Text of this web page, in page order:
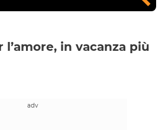
l’amore, in vacanza più